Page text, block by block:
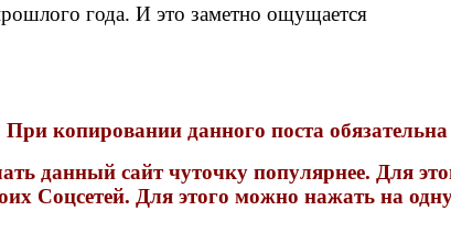
года. И это заметно ощущается
копировании данного поста
данный сайт чуточку популярнее. Для
Соцсетей. Для этого можно нажать на